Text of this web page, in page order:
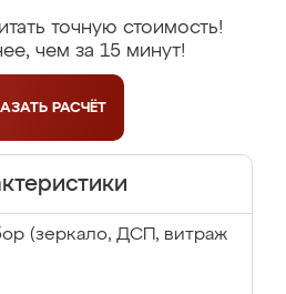
точную стоимость!
чем за 15 минут!
РАСЧЁТ
(зеркало, ДСП, витраж